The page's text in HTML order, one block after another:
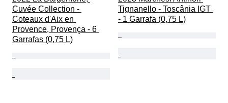
Cuvée Collection -
Coteaux d'Aix en
Provence, Provença - 6
Garrafas (0,75 L)
Tignanello - Toscânia IGT
- 1 Garrafa (0,75 L)